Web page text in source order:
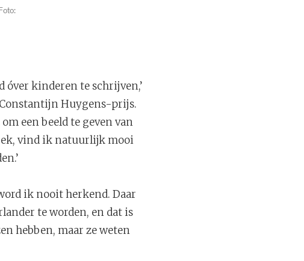
óver kinderen te schrijven,’
Huygens-prijs.
een beeld te geven van
vind ik natuurlijk mooi
ik nooit herkend. Daar
te worden, en dat is
hebben, maar ze weten